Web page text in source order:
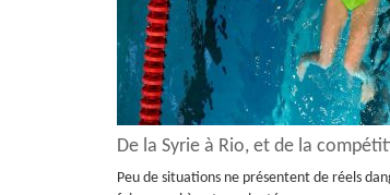
De la Syrie à Rio, et de la
Peu de situations ne présentent de réels